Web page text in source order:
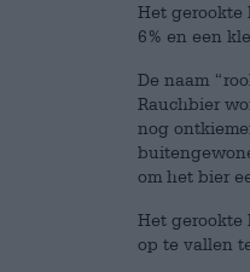
Het gerookte
6% en een
De naam
Rauchbier
nog
om het bier
Het gerookte
op te vallen